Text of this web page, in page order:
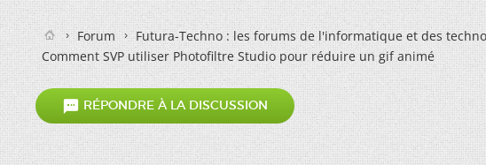
Forum Futura-Techno : les forums de l'informatique et des
Comment SVP utiliser Photofiltre Studio pour réduire un gif animé
 RÉPONDRE À LA DISCUSSION